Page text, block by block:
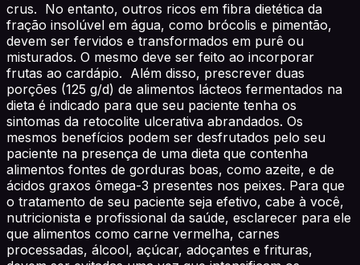
crus. No entanto, outros ricos em fibra dietética da
fração insolúvel em água, como brócolis e pimentão,
devem ser fervidos e transformados em purê ou
misturados. O mesmo deve ser feito ao incorporar
frutas ao cardápio. Além disso, prescrever duas
porções (125 g/d) de alimentos lácteos fermentados na
dieta é indicado para que seu paciente tenha os
sintomas da retocolite ulcerativa abrandados. Os
mesmos benefícios podem ser desfrutados pelo seu
paciente na presença de uma dieta que contenha
alimentos fontes de gorduras boas, como azeite, e de
ácidos graxos ômega-3 presentes nos peixes. Para que
o tratamento de seu paciente seja efetivo, cabe à você,
nutricionista e profissional da saúde, esclarecer para ele
que alimentos como carne vermelha, carnes
processadas, álcool, açúcar, adoçantes e frituras,